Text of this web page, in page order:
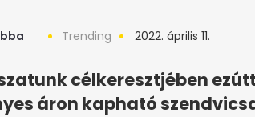
Trending 2022. április 11.
célkeresztjében
áron kapható